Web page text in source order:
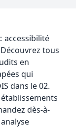
accessibilité
Découvrez tous
en
qui
dans le 02.
dès-à-